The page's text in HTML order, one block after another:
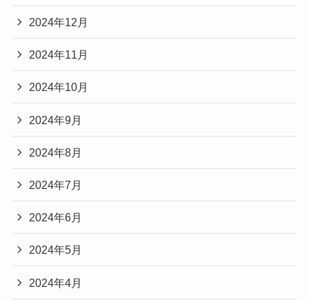
2024年12月
2024年11月
2024年10月
2024年9月
2024年8月
2024年7月
2024年6月
2024年5月
2024年4月